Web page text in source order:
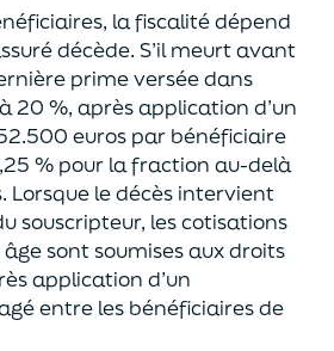
la fiscalité dépend
décède. S’il meurt avant
ère prime versée dans
20 %, après application d’un
euros par bénéficiaire
% pour la fraction au-delà
Lorsque le décès intervient
souscripteur, les cotisations
sont soumises aux droits
application d’un
entre les bénéficiaires de